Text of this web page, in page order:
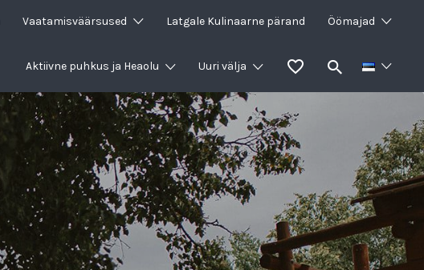
Vaatamisväärsused Latgale Kulinaarne pärand Öömajad
Aktiivne puhkus ja Heaolu Uuri välja